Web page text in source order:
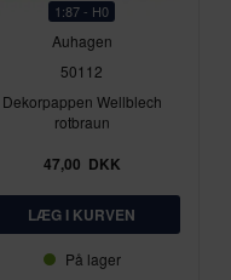
1:87 - H0
Auhagen
50112
Dekorpappen Wellblech
rotbraun
47,00 DKK
På lager